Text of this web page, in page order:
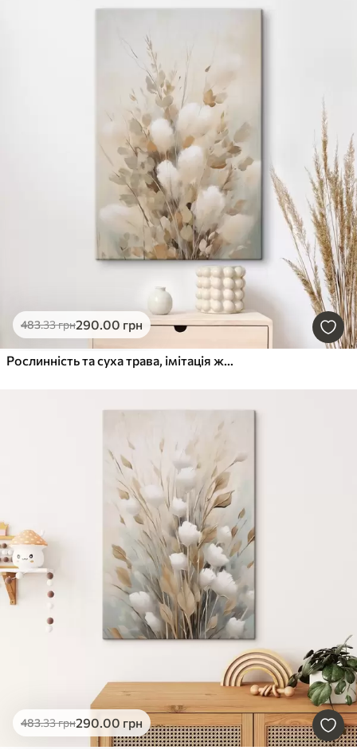
483.33грн290.00 грн
Рослинність та суха трава, імітація живопису
483.33грн290.00 грн